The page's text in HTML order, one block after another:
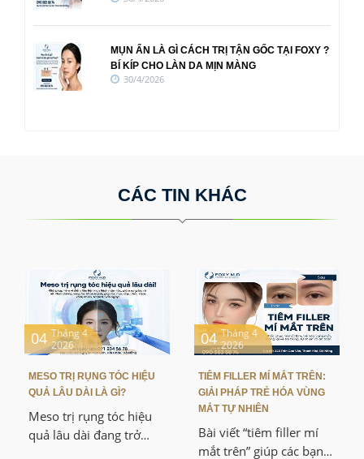
MỤN ẨN LÀ GÌ CÁCH TRỊ TẬN GỐC TẠI FOXY ?
BÍ KÍP CHO LÀN DA MỊN MÀNG
30/4/2026
CÁC TIN KHÁC
04 Tháng 4
2026
MESO TRỊ RỤNG TÓC HIỆU
QUẢ LÂU DÀI LÀ GÌ?
Meso trị rụng tóc hiệu
quả lâu dài đang trở
04 Tháng 4
2026
TIÊM FILLER MÍ MẮT TRÊN:
GIẢI PHÁP TRẺ HÓA VÙNG
MẮT TỰ NHIÊN
Bài viết “tiêm filler mí
mắt trên” giúp các bạn